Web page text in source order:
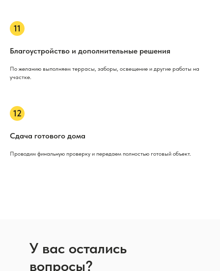
Благоустройство и дополнительные решения
По желанию выполняем террасы, заборы, освещение и другие работы на
участке.
Сдача готового дома
Проводим финальную проверку и передаем полностью готовый объект.
У вас остались
вопросы?